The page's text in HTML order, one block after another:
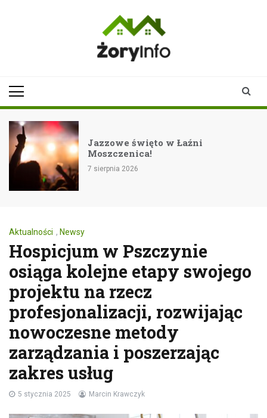
Jazzowe święto w Łaźni
Moszczenica!
7 sierpnia 2026
Aktualności , Newsy
Hospicjum w Pszczynie
osiąga kolejne etapy swojego
projektu na rzecz
profesjonalizacji, rozwijając
nowoczesne metody
zarządzania i poszerzając
zakres usług
5 stycznia 2025 Marcin Krawczyk